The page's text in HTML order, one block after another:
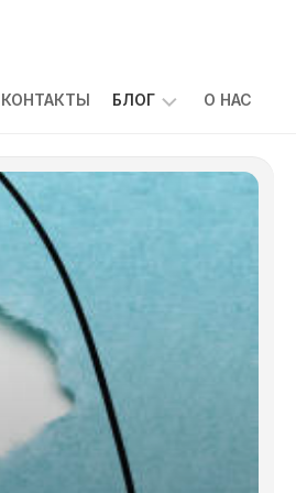
КОНТАКТЫ БЛОГ
ПОБОЧНЫЕ
О НАС